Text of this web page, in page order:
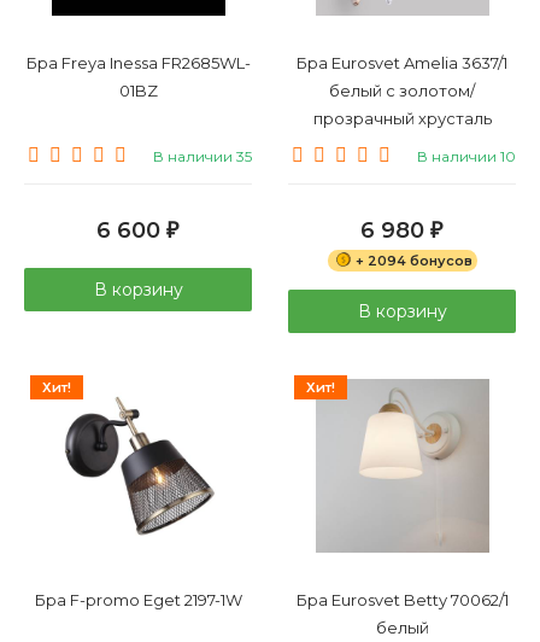
Бра Freya Inessa FR2685WL-
01BZ
В наличии 35
6 600 ₽
В корзину
Бра Eurosvet Amelia 3637/1
белый с золотом/
прозрачный хрусталь
Strotskis
В наличии 10
6 980 ₽
+ 2094 бонусов
В корзину
Хит!
Бра F-promo Eget 2197-1W
Хит!
Бра Eurosvet Betty 70062/1
белый